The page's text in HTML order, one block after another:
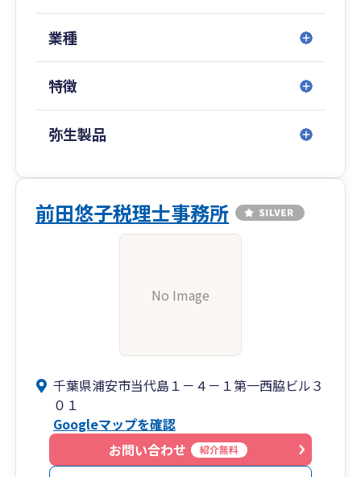
業種
特徴
弥生製品
前田悠子税理士事務所
No Image
千葉県浦安市当代島１－４－１第一西脇ビル３
０１
Googleマップを確認
お問い合わせ
紹介無料